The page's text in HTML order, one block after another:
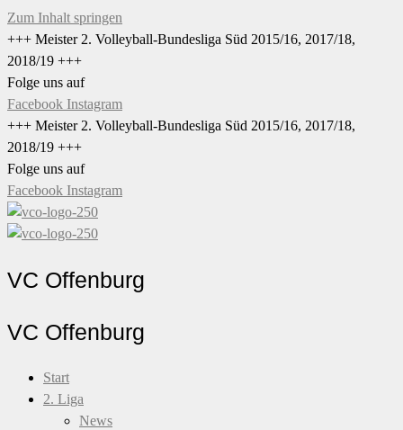
Zum Inhalt springen
+++ Meister 2. Volleyball-Bundesliga Süd 2015/16, 2017/18,
2018/19 +++
Folge uns auf
Facebook Instagram
+++ Meister 2. Volleyball-Bundesliga Süd 2015/16, 2017/18,
2018/19 +++
Folge uns auf
Facebook Instagram
VC Offenburg
VC Offenburg
Start
2. Liga
News